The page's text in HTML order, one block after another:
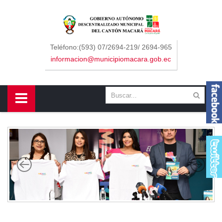
Teléfono:(593) 07/2694-219/ 2694-965
informacion@municipiomacara.gob.ec
Sidebar Menu
Concejo
Departamentos
Contáctenos
Macará
Cantón
Himno a Macará
Símbolos Patrios